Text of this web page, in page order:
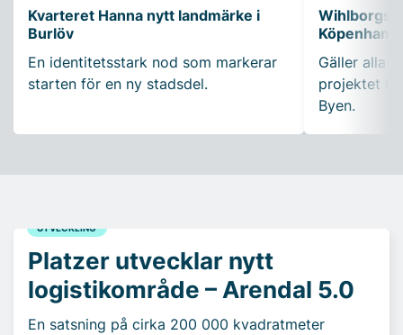
Kvarteret Hanna nytt landmärke i
Burlöv
En identitetsstark nod som markerar
starten för en ny stadsdel.
Wihlborgs
Köpenhamn
Gäller alla
projektet
Byen.
UTVECKLING
Platzer utvecklar nytt
logistikområde – Arendal 5.0
En satsning på cirka 200 000 kvadratmeter